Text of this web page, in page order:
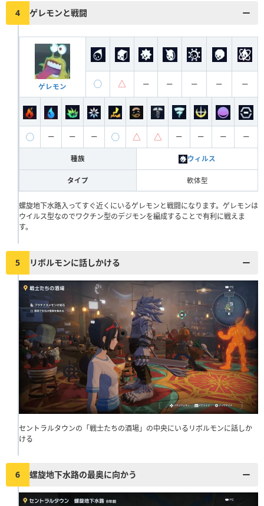
4 ゲレモンと戦闘
ゲレモン ◯ △ ー ー ー ー ー
◯ ー ー ー ◯ △ △ ー ー ー ー
種族 ウィルス
タイプ 軟体型
螺旋地下水路入ってすぐ近くにいるゲレモンと戦闘になります。ゲレモンは
ウイルス型なのでワクチン型のデジモンを編成することで有利に戦えま
す。
5 リボルモンに話しかける
セントラルタウンの「戦士たちの酒場」の中央にいるリボルモンに話しか
ける
6 螺旋地下水路の最奥に向かう